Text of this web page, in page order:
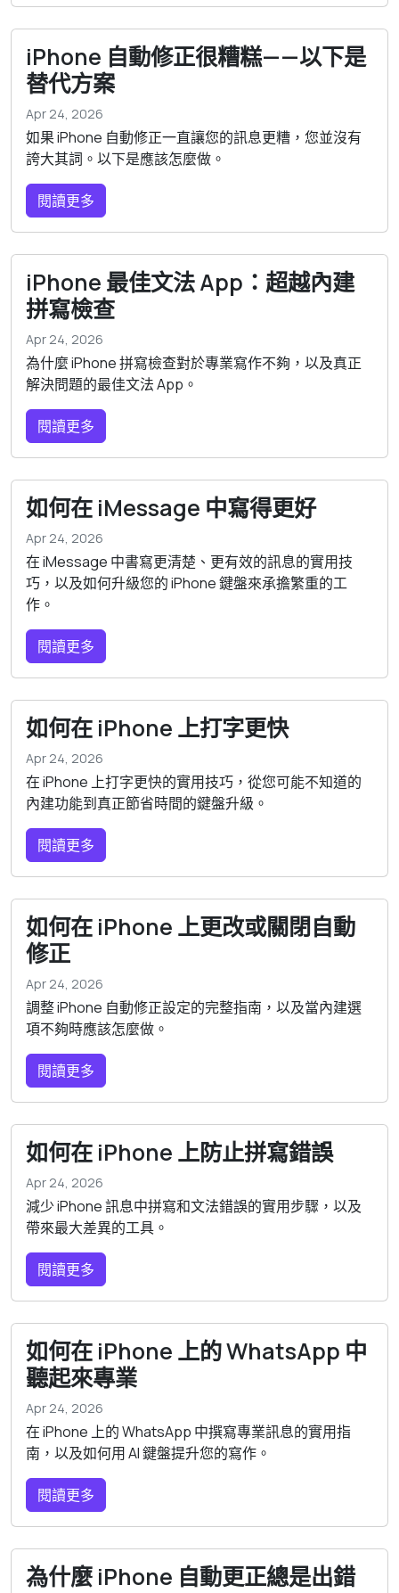
iPhone 自動修正很糟糕——以下是
替代方案
Apr 24, 2026
如果 iPhone 自動修正一直讓您的訊息更糟，您並沒有
誇大其詞。以下是應該怎麼做。
閱讀更多
iPhone 最佳文法 App：超越內建
拼寫檢查
Apr 24, 2026
為什麼 iPhone 拼寫檢查對於專業寫作不夠，以及真正
解決問題的最佳文法 App。
閱讀更多
如何在 iMessage 中寫得更好
Apr 24, 2026
在 iMessage 中書寫更清楚、更有效的訊息的實用技
巧，以及如何升級您的 iPhone 鍵盤來承擔繁重的工
作。
閱讀更多
如何在 iPhone 上打字更快
Apr 24, 2026
在 iPhone 上打字更快的實用技巧，從您可能不知道的
內建功能到真正節省時間的鍵盤升級。
閱讀更多
如何在 iPhone 上更改或關閉自動
修正
Apr 24, 2026
調整 iPhone 自動修正設定的完整指南，以及當內建選
項不夠時應該怎麼做。
閱讀更多
如何在 iPhone 上防止拼寫錯誤
Apr 24, 2026
減少 iPhone 訊息中拼寫和文法錯誤的實用步驟，以及
帶來最大差異的工具。
閱讀更多
如何在 iPhone 上的 WhatsApp 中
聽起來專業
Apr 24, 2026
在 iPhone 上的 WhatsApp 中撰寫專業訊息的實用指
南，以及如何用 AI 鍵盤提升您的寫作。
閱讀更多
為什麼 iPhone 自動更正總是出錯